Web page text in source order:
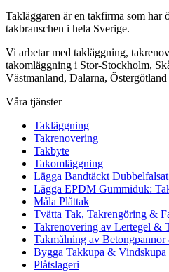
Takläggaren är en takfirma som har
takbranschen i hela Sverige.
Vi arbetar med takläggning,
takomläggning i Stor-Stockholm,
Västmanland, Dalarna,
Våra tjänster
Takläggning
Takrenovering
Takbyte
Takomläggning
Lägga Bandtäckt
Lägga EPDM Gummiduk:
Måla Plåttak
Tvätta Tak, Takrengöring &
Takrenovering av Lertegel &
Takmålning av
Bygga Takkupa & Vindskupa
Plåtslageri